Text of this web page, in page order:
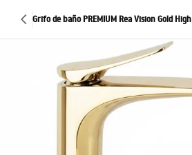
Grifo de baño PREMIUM Rea Vision Gold High